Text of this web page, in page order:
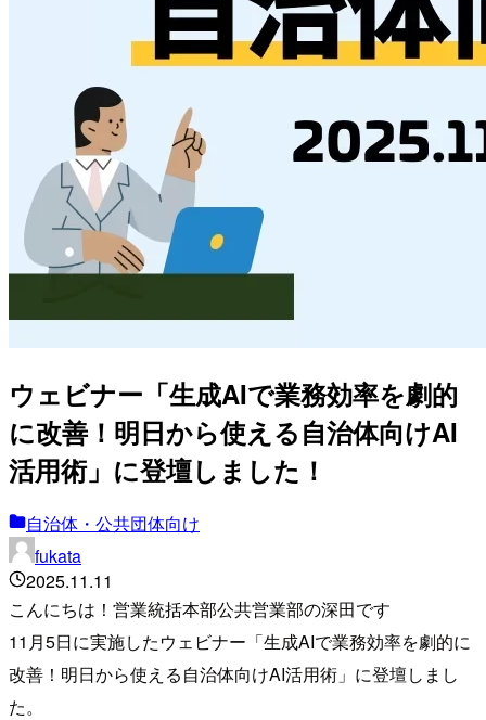
ウェビナー「生成AIで業務効率を劇的
に改善！明日から使える自治体向けAI
活用術」に登壇しました！
自治体・公共団体向け
fukata
2025.11.11
こんにちは！営業統括本部公共営業部の深田です
11月5日に実施したウェビナー「生成AIで業務効率を劇的に
改善！明日から使える自治体向けAI活用術」に登壇しまし
た。